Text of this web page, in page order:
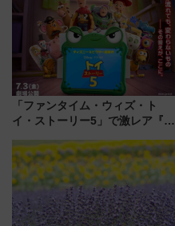
「ファンタイム・ウィズ・ト
イ・ストーリー5」で激レア『ロ
デコレーションも徹底解説